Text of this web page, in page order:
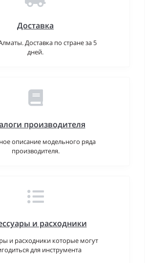
Доставка
Доставка по стране за 5
дней.
производителя
описание модельного ряда
производителя.
и расходники
и расходники которые могут
для инструмента